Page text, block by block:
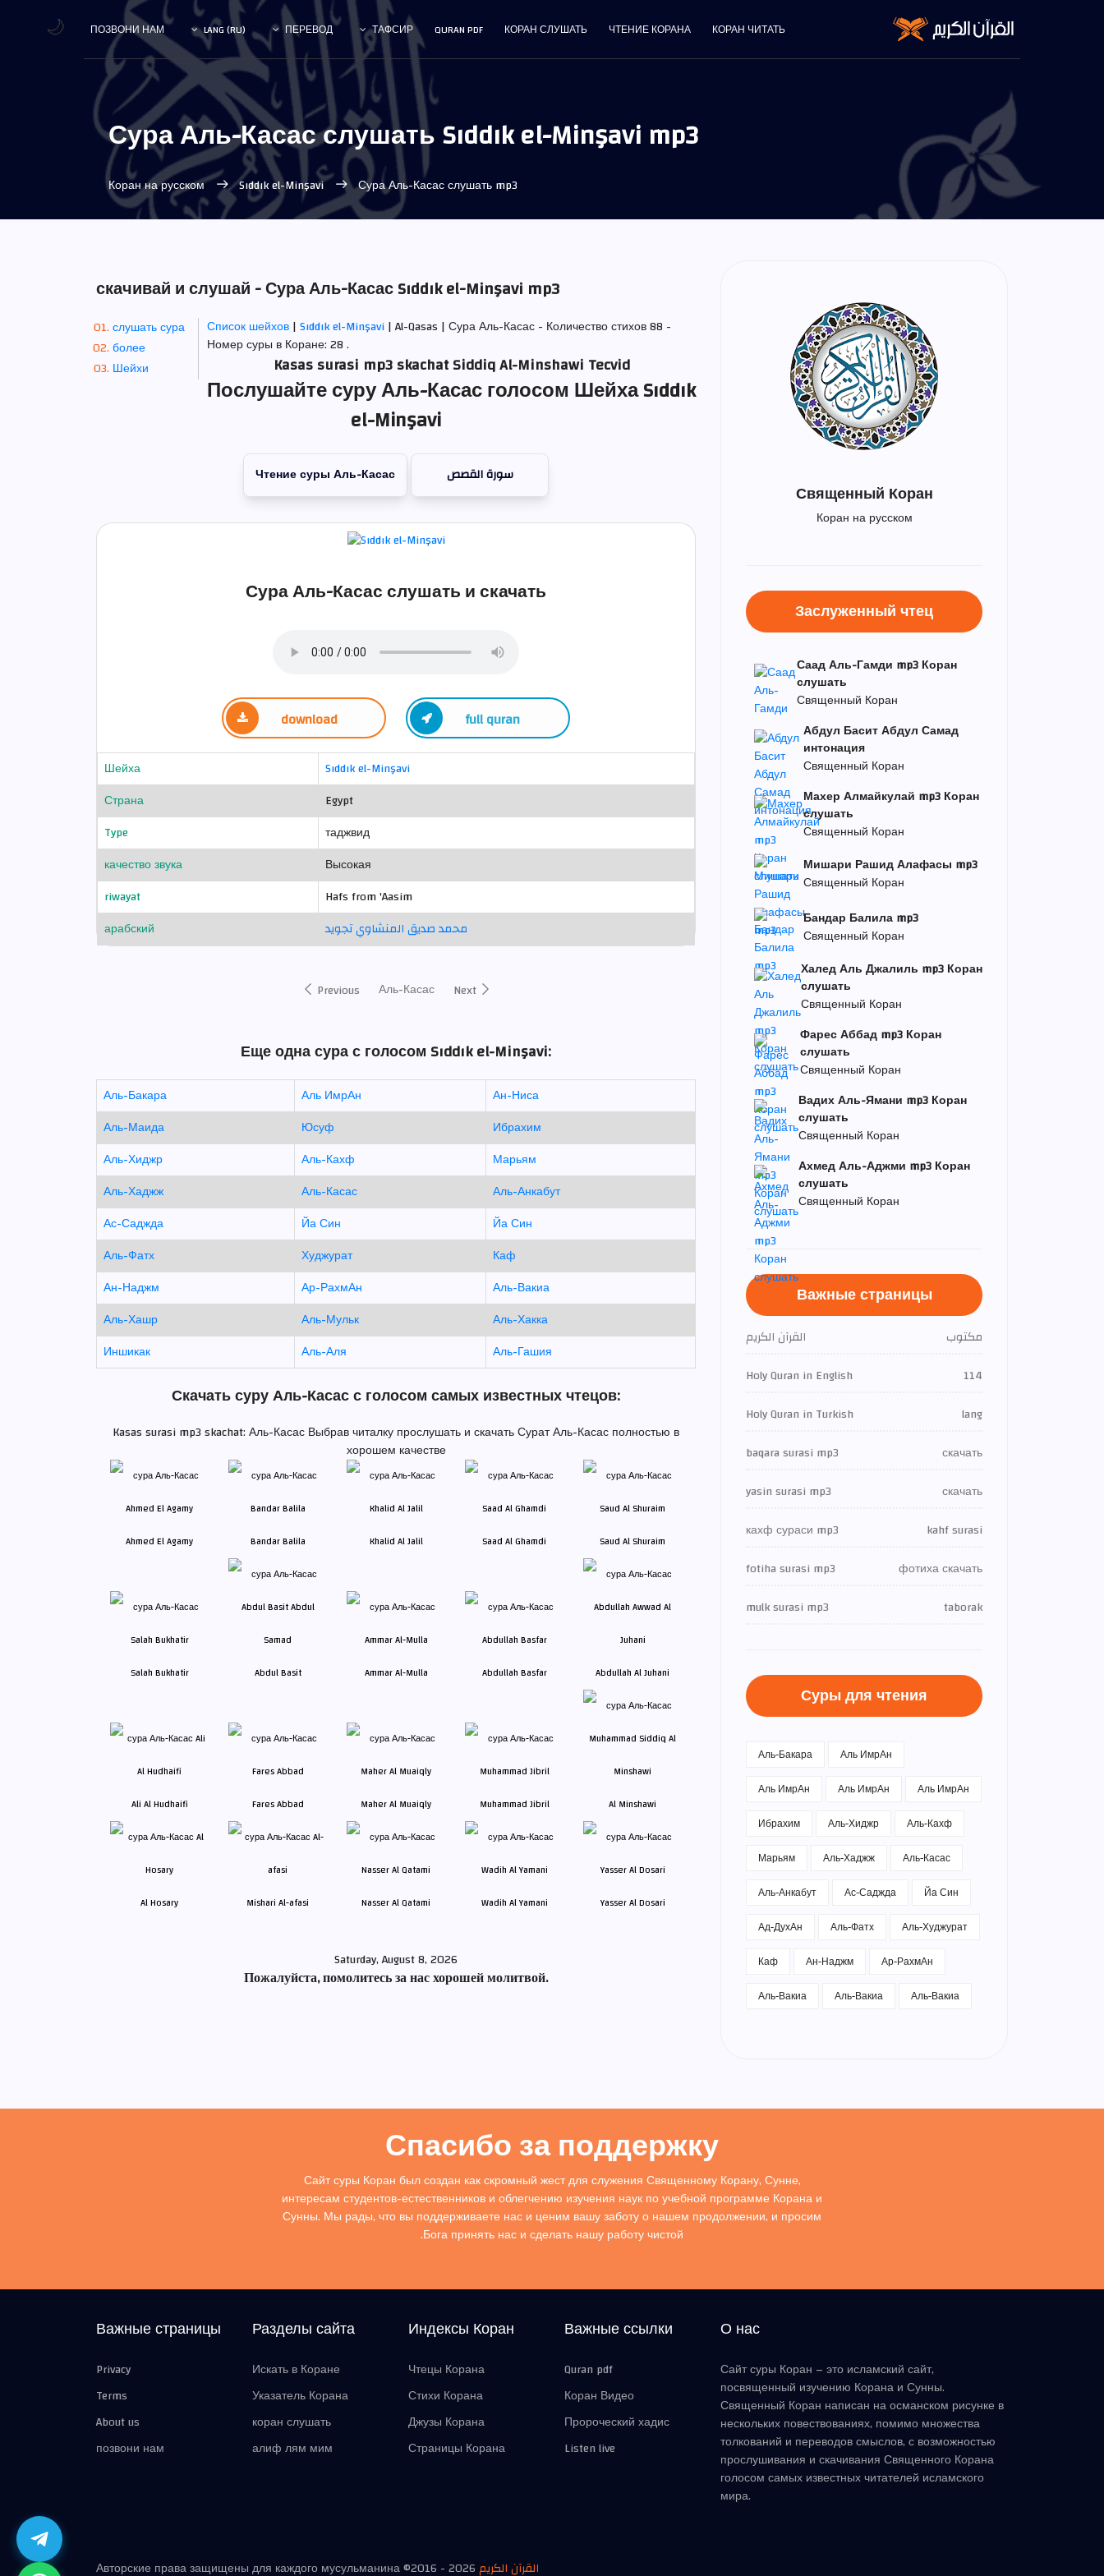
КОРАН ЧИТАТЬ
ЧТЕНИЕ КОРАНА
КОРАН СЛУШАТЬ
QURAN PDF
ТАФСИР
ПЕРЕВОД
LANG (RU)
ПОЗВОНИ НАМ
Сура Аль-Касас слушать Sıddık el-Minşavi mp3
Коран на русском Sıddık el-Minşavi Сура Аль-Касас слушать mp3
скачивай и слушай - Сура Аль-Касас Sıddık el-Minşavi mp3
слушать сура
более
Шейхи
Список шейхов|Sıddık el-Minşavi| Al-Qasas | Сура Аль-Касас - Количество стихов 88 -
Номер суры в Коране: 28 .
Kasas surasi mp3 skachat Siddiq Al-Minshawi Tecvid
Послушайте суру Аль-Касас голосом Шейха Sıddık
el-Minşavi
Чтение суры Аль-Касас سورة القصص
Сура Аль-Касас слушать и скачать
download full quran
Шейха
Sıddık el-Minşavi
Страна
Egypt
Type
таджвид
качество звука
Высокая
riwayat
Hafs from 'Aasim
арабский
محمد صديق المنشاوي تجويد
Previous Аль-Касас Next
Еще одна сура с голосом Sıddık el-Minşavi:
Аль-Бакара Аль ИмрАн
Ан-Ниса
Аль-Маида
Юсуф
Ибрахим
Аль-Хиджр
Аль-Кахф
Марьям
Аль-Хаджж
Аль-Касас
Аль-Анкабут
Ас-Саджда
Йа Син
Йа Син
Аль-Фатх
Худжурат
Каф
Ан-Наджм
Ар-РахмАн
Аль-Вакиа
Аль-Хашр
Аль-Мульк
Аль-Хакка
Иншикак
Аль-Аля Аль-Гашия
Скачать суру Аль-Касас с голосом самых известных чтецов:
Kasas surasi mp3 skachat: Аль-Касас Выбрав читалку прослушать и скачать Сурат Аль-Касас полностью в
хорошем качестве
Ahmed El Agamy Bandar Balila Khalid Al Jalil Saad Al Ghamdi Saud Al Shuraim
Salah Bukhatir Abdul Basit Ammar Al-Mulla Abdullah Basfar Abdullah Al Juhani
Ali Al Hudhaifi Fares Abbad Maher Al Muaiqly Muhammad Jibril Al Minshawi
Al Hosary Mishari Al-afasi Nasser Al Qatami Wadih Al Yamani Yasser Al Dosari
Saturday, August 8, 2026
Пожалуйста, помолитесь за нас хорошей молитвой.
Священный Коран
Коран на русском
Заслуженный чтец
Саад Аль-Гамди mp3 Коран
слушать
Священный Коран
Абдул Басит Абдул Самад
интонация
Священный Коран
Махер Алмайкулай mp3 Коран
слушать
Священный Коран
Мишари Рашид Алафасы mp3
Священный Коран
Бандар Балила mp3
Священный Коран
Халед Аль Джалиль mp3 Коран
слушать
Священный Коран
Фарес Аббад mp3 Коран
слушать
Священный Коран
Вадих Аль-Ямани mp3 Коран
слушать
Священный Коран
Ахмед Аль-Аджми mp3 Коран
слушать
Священный Коран
Важные страницы
القرآن الكريم
مكتوب
Holy Quran in English
114
Holy Quran in Turkish
lang
baqara surasi mp3
скачать
yasin surasi mp3
скачать
кахф сураси mp3
kahf surasi
fotiha surasi mp3
фотиха скачать
mulk surasi mp3
taborak
Суры для чтения
Аль-Бакара
Аль ИмрАн
Аль ИмрАн
Аль ИмрАн
Аль ИмрАн
Ибрахим
Аль-Хиджр
Аль-Кахф
Марьям
Аль-Хаджж
Аль-Касас
Аль-Анкабут
Ас-Саджда
Йа Син
Ад-ДухАн
Аль-Фатх
Аль-Худжурат
Каф
Ан-Наджм
Ар-РахмАн
Аль-Вакиа
Аль-Вакиа Аль-Вакиа
Спасибо за поддержку
Сайт суры Коран был создан как скромный жест для служения Священному Корану, Сунне,
интересам студентов-естественников и облегчению изучения наук по учебной программе Корана и
Сунны. Мы рады, что вы поддерживаете нас и ценим вашу заботу о нашем продолжении, и просим
Бога принять нас и сделать нашу работу чистой.
Важные страницы
Privacy
Terms
About us
позвони нам
Разделы сайта
Искать в Коране
Указатель Корана
коран слушать
алиф лям мим
Индексы Коран
Чтецы Корана
Стихи Корана
Джузы Корана
Страницы Корана
Важные ссылки
Quran pdf
Коран Видео
Пророческий хадис
Listen live
О нас
Сайт суры Коран – это исламский сайт,
посвященный изучению Корана и Сунны.
Священный Коран написан на османском рисунке в
нескольких повествованиях, помимо множества
толкований и переводов смыслов, с возможностью
прослушивания и скачивания Священного Корана
голосом самых известных читателей исламского
мира.
Авторские права защищены для каждого мусульманина ©2016 -2026القرآن الكريم
🌙